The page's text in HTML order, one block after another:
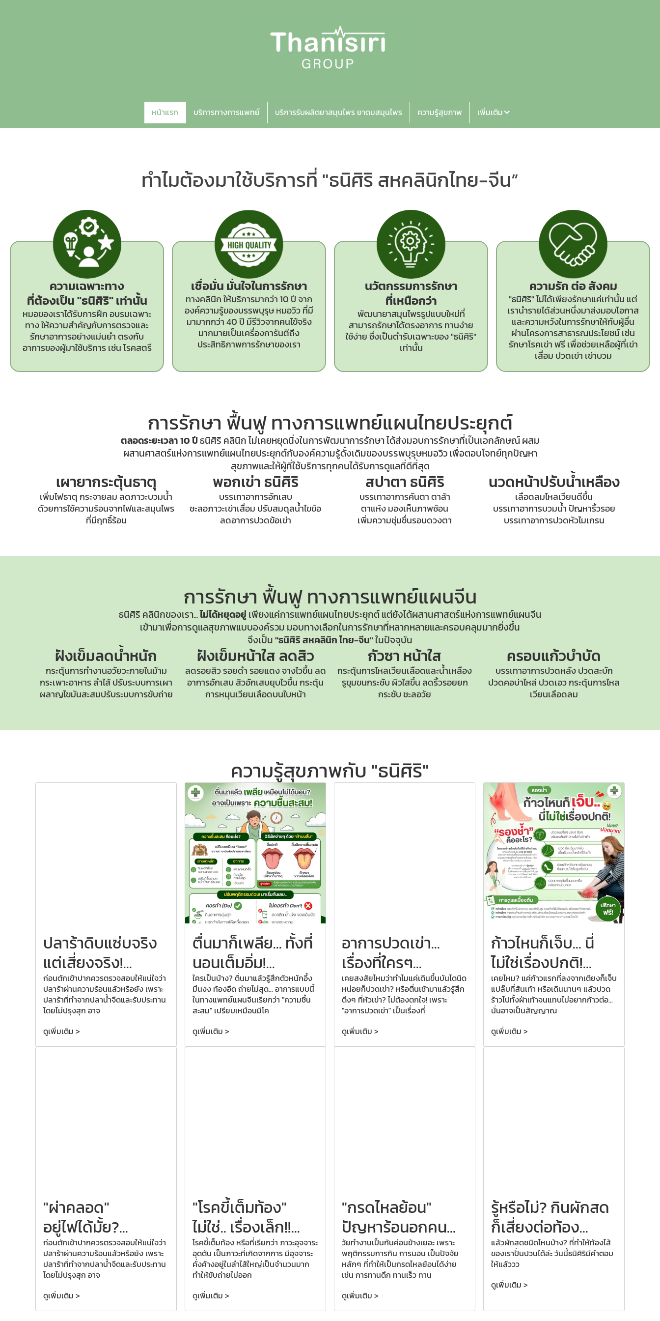
หน้าแรก บริการทางการแพทย์ บริการรับผลิตยาสมุนไพร ยาดมสมุนไพร ความรู้สุขภาพ เพิ่มเติม
ทำไมต้องมาใช้บริการที่ "ธนิศิริ สหคลินิกไทย-จีน”
ความเฉพาะทาง
ที่ต้องเป็น"ธนิศิริ"เท่านั้น
หมอของเราได้รับการฝึก อบรมเฉพาะ
ทาง ให้ความสำคัญกับการตรวจและ
รักษาอาการอย่างแม่นยำ ตรงกับ
อาการของผู้มาใช้บริการ เช่น โรคสตรี
เชื่อมั่น มั่นใจในการรักษา
ทางคลินิก ให้บริการมากว่า 10 ปี จาก
องค์ความรู้ของบรรพบุรุษ หมอวิว ที่มี
มามากกว่า 40 ปี มีรีวิวจากคนไข้จริง
มากมายเป็นเครื่องการันตีถึง
ประสิทธิภาพการรักษาของเรา
นวัตกรรมการรักษา
ที่เหนือกว่า
พัฒนายาสมุนไพรรูปแบบใหม่ที่
สามารถรักษาได้ตรงอาการ ทานง่าย
ใช้ง่าย ซึ่งเป็นตำรับเฉพาะของ "ธนิศิริ"
เท่านั้น
ความรัก ต่อ สังคม
"ธนิศิริ" ไม่ได้เพียงรักษาแค่เท่านั้น แต่
เรานำรายได้ส่วนหนึ่งมาส่งมอบโอกาส
และความหวังในการรักษาให้กับผู้อื่น
ผ่านโครงการสาธารณประโยชน์ เช่น
รักษาโรคเข่า ฟรี เพื่อช่วยเหลือผู้ที่เข่า
เสื่อม ปวดเข่า เข่าบวม
การรักษา ฟื้นฟู ทางการแพทย์แผนไทยประยุกต์
ตลอดระยะเวลา 10 ปีธนิศิริ คลินิก ไม่เคยหยุดนิ่งในการพัฒนาการรักษา ได้ส่งมอบการรักษาที่เป็นเอกลักษณ์ ผสม
ผสานศาสตร์แห่งการแพทย์แผนไทยประยุกต์กับองค์ความรู้ดั้งเดิมของบรรพบุรุษหมอวิว เพื่อตอบโจทย์ทุกปัญหา
สุขภาพและให้ผู้ที่ใช้บริการทุกคนได้รับการดูแลที่ดีที่สุด
เผายากระตุ้นธาตุ
เพิ่มไฟธาตุ กระจายลม ลดภาวะบวมน้ำ
ด้วยการใช้ความร้อนจากไฟและสมุนไพร
ที่มีฤทธิ์ร้อน
พอกเข่า ธนิศิริ
บรรเทาอาการอักเสบ
ชะลอภาวะเข่าเสื่อม ปรับสมดุลน้ำไขข้อ
ลดอาการปวดข้อเข่า
สปาตา ธนิศิริ
บรรเทาอาการคันตา ตาล้า
ตาแห้ง มองเห็นภาพซ้อน
เพิ่มความชุ่มชื่นรอบดวงตา
นวดหน้าปรับน้ำเหลือง
เลือดลมไหลเวียนดีขึ้น
บรรเทาอาการบวมน้ำ ปัญหาริ้วรอย
บรรเทาอาการปวดหัวไมเกรน
การรักษา ฟื้นฟูทางการแพทย์แผนจีน
ธนิศิริ คลินิกของเรา...ไม่ได้หยุดอยู่ เพียงแค่การแพทย์แผนไทยประยุกต์ แต่ยังได้ผสานศาสตร์แห่งการแพทย์แผนจีน
เข้ามาเพื่อการดูแลสุขภาพแบบองค์รวม มอบทางเลือกในการรักษาที่หลากหลายและครอบคลุมมากยิ่งขึ้น
จึงเป็น"ธนิศิริ สหคลินิก ไทย-จีน"ในปัจจุบัน
ฝังเข็มลดน้ำหนัก
กระตุ้นการทำงานอวัยวะภายในม้าม
กระเพาะอาหาร ลำไส้ ปรับระบบการเผา
ผลาญไขมันสะสมปรับระบบการขับถ่าย
ฝังเข็มหน้าใส ลดสิว
ลดรอยสิว รอยดำ รอยแดง จางไวขึ้น ลด
อาการอักเสบ สิวอักเสบยุบไวขึ้น กระตุ้น
การหมุนเวียนเลือดบนใบหน้า
กัวซา หน้าใส
กระตุ้นการไหลเวียนเลือดและน้ำเหลือง
รูขุมขนกระชับ ผิวใสขึ้น ลดริ้วรอยยก
กระชับ ชะลอวัย
ครอบแก้วบำบัด
บรรเทาอาการปวดหลัง ปวดสะบัก
ปวดคอบ่าไหล่ ปวดเอว กระตุ้นการไหล
เวียนเลือดลม
ความรู้สุขภาพกับ "ธนิศิริ"
ปลาร้าดิบแซ่บจริง
แต่เสี่ยงจริง!...
ก่อนตักเข้าปากควรตรวจสอบให้แน่ใจว่า
ปลาร้าผ่านความร้อนแล้วหรือยัง เพราะ
ปลาร้าที่ทำจากปลาน้ำจืดและรับประทาน
โดยไม่ปรุงสุก อาจ
ดูเพิ่มเติม >
ตื่นมาก็เพลีย... ทั้งที่
นอนเต็มอิ่ม!...
ใครเป็นบ้าง? ตื่นมาแล้วรู้สึกตัวหนักอึ้ง
มึนงง ท้องอืด ถ่ายไม่สุด... อาการแบบนี้
ในทางแพทย์แผนจีนเรียกว่า "ความชื้น
สะสม" เปรียบเหมือนมีโค
ดูเพิ่มเติม >
อาการปวดเข่า...
เรื่องที่ใครๆ...
เคยสงสัยไหมว่าทำไมแค่เดินขึ้นบันไดนิด
หน่อยก็ปวดเข่า? หรือตื่นเช้ามาแล้วรู้สึก
ตึงๆ ที่หัวเข่า? ไม่ต้องตกใจ! เพราะ
"อาการปวดเข่า" เป็นเรื่องที่
ดูเพิ่มเติม >
ก้าวไหนก็เจ็บ... นี่
ไม่ใช่เรื่องปกติ!...
เคยไหม? แค่ก้าวแรกที่ลงจากเตียงก็เจ็บ
แปล๊บที่ส้นเท้า หรือเดินนานๆ แล้วปวด
ร้าวไปทั้งฝ่าเท้าจนแทบไม่อยากก้าวต่อ...
นั่นอาจเป็นสัญญาณ
ดูเพิ่มเติม >
"ผ่าคลอด"
อยู่ไฟได้มั้ย?...
ก่อนตักเข้าปากควรตรวจสอบให้แน่ใจว่า
ปลาร้าผ่านความร้อนแล้วหรือยัง เพราะ
ปลาร้าที่ทำจากปลาน้ำจืดและรับประทาน
โดยไม่ปรุงสุก อาจ
ดูเพิ่มเติม >
"โรคขี้เต็มท้อง"
ไม่ใช่.. เรื่องเล็ก!!...
โรคขี้เต็มท้อง หรือที่เรียกว่า ภาวะอุจจาระ
อุดตัน เป็นภาวะที่เกิดจากการ มีอุจจาระ
คั่งค้างอยู่ในลำไส้ใหญ่เป็นจำนวนมาก
ทำให้ขับถ่ายไม่ออก
ดูเพิ่มเติม >
"กรดไหลย้อน"
ปัญหาร้อนอกคน...
วัยทำงานเป็นกันค่อนข้างเยอะ เพราะ
พฤติกรรมการกิน การนอน เป็นปัจจัย
หลักๆ ที่ทำให้เป็นกรดไหลย้อนได้ง่าย
เช่น การทานดึก ทานเร็ว ทาน
ดูเพิ่มเติม >
รู้หรือไม่? กินผักสด
ก็เสี่ยงต่อท้อง...
แล้วผักสดชนิดไหนบ้าง? ที่ทำให้ท้องไส้
ของเราปั่นปวนได้ล่ะ วันนี้ธนิศิริมีคำตอบ
ให้แล้ววว
ดูเพิ่มเติม >